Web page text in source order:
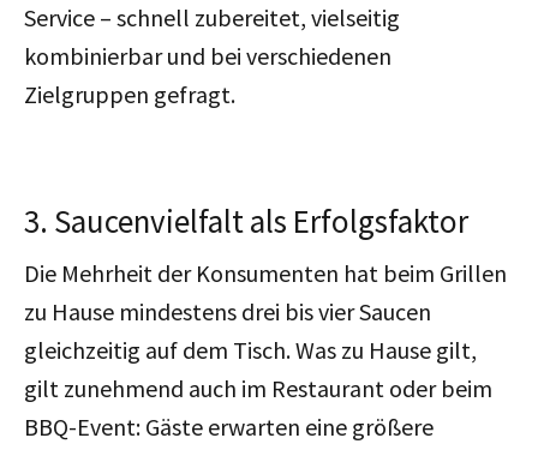
Service – schnell zubereitet, vielseitig
kombinierbar und bei verschiedenen
Zielgruppen gefragt.
3. Saucenvielfalt als Erfolgsfaktor
Die Mehrheit der Konsumenten hat beim Grillen
zu Hause mindestens drei bis vier Saucen
gleichzeitig auf dem Tisch. Was zu Hause gilt,
gilt zunehmend auch im Restaurant oder beim
BBQ-Event: Gäste erwarten eine größere